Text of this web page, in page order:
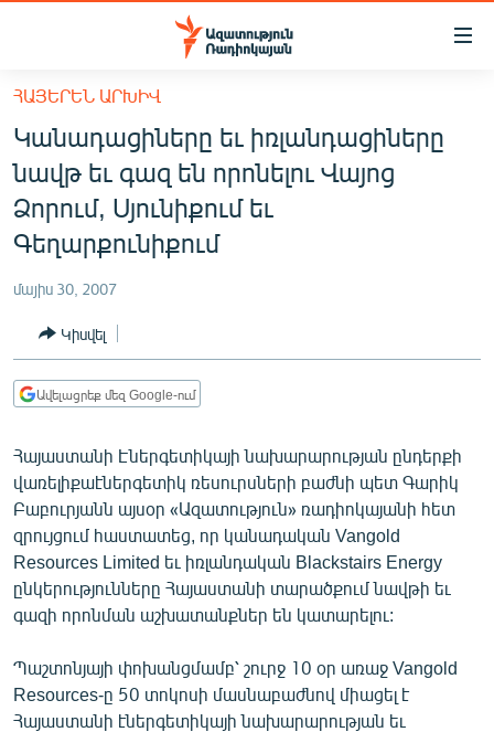
Մատչելիության
հիմնական
բովանդակությանը
Անցնել
հիմնական
մենյուին
Որոնում
ՀԱՅԱՍՏԱՆ
ՔԱՂԱՔԱԿԱՆ
ԸՆՏՐՈՒԹՅՈՒՆՆԵՐ 2026
ՏՆՏԵՍՈՒԹՅՈՒՆ
ՂԱՐԱԲԱՂ
ՏԱՐԱԾԱՇՐՋԱՆ
ՄԻՋԱԶԳԱՅԻՆ
ՄՇԱԿՈՒՅԹ
ՍՊՈՐՏ
ՄԵԿՆԱԲԱՆՈՒԹՅՈՒՆ
ՏՏ ԵՒ ԻՆՏԵՐՆԵՏ
ԿՈՐՈՆԱՎԻՐՈՒՍ
ՀԱՅԵՐԵՆ ԱՐԽԻՎ
Կանադացիները եւ իռլանդացիները
նավթ եւ գազ են որոնելու Վայոց
Ձորում, Սյունիքում եւ
Գեղարքունիքում
մայիս 30, 2007
Կիսվել
Ավելացրեք մեզ Google-ում
Հայաստանի Էներգետիկայի նախարարության ընդերքի
վառելիքաէներգետիկ ռեսուրսների բաժնի պետ Գարիկ
Բաբուրյանն այսօր «Ազատություն» ռադիոկայանի հետ
զրույցում հաստատեց, որ կանադական Vangold
Resources Limited եւ իռլանդական Blackstairs Energy
ընկերությունները Հայաստանի տարածքում նավթի եւ
գազի որոնման աշխատանքներ են կատարելու:
Պաշտոնյայի փոխանցմամբ՝ շուրջ 10 օր առաջ Vangold
Resources-ը 50 տոկոսի մասնաբաժնով միացել է
Հայաստանի էներգետիկայի նախարարության եւ